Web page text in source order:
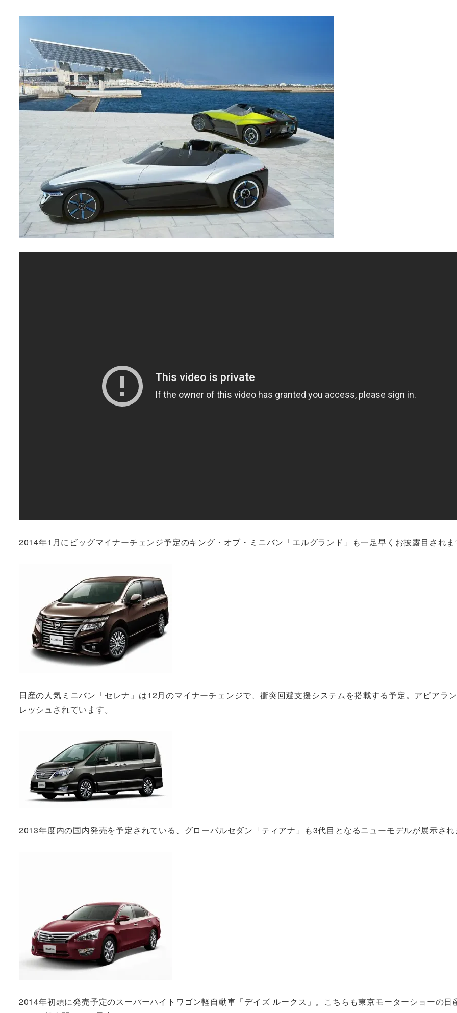
2014年1月にビッグマイナーチェンジ予定のキング・オブ・ミニバン「エルグランド」も一足早くお披露目され
日産の人気ミニバン「セレナ」は12月のマイナーチェンジで、衝突回避支援システムを搭載する予定。アピアラ
レッシュされています。
2013年度内の国内発売を予定されている、グローバルセダン「ティアナ」も3代目となるニューモデルが展示さ
2014年初頭に発売予定のスーパーハイトワゴン軽自動車「デイズ ルークス」。こちらも東京モーターショーの日